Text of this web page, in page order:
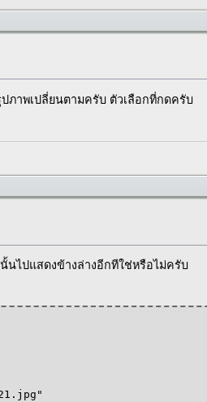
ภาพเปลี่ยนตามครับ ตัวเลือกที่กดครับ
นไปแสดงข้างล่างอีกทีใช่หรือไม่ครับ